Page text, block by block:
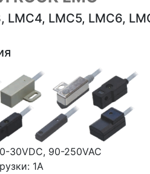
LMC4, LMC5, LMC6,
30VDC, 90-250VAC
1А